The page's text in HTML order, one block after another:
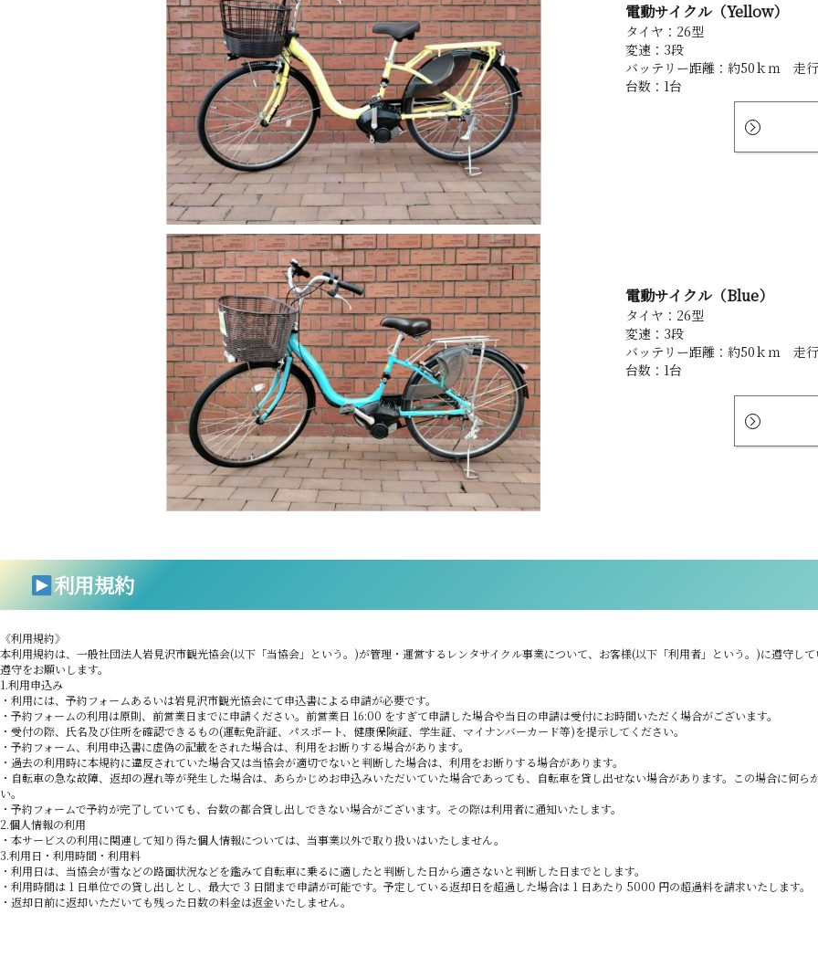
電動サイクル（Yellow）
タイヤ：26型
変速：3段
バッテリー距離：約50ｋｍ 走
台数：1台
電動サイクル（Blue）
タイヤ：26型
変速：3段
バッテリー距離：約50ｋｍ 走
台数：1台
利用規約
《利用規約》
本利用規約は、一般社団法人岩見沢市観光協会(以下「当協会」という。)が管理・運営するレンタサイクル事業について、お客様(以下「利用者」という。)に遵守し
遵守をお願いします。
1.利用申込み
・利用には、予約フォームあるいは岩見沢市観光協会にて申込書による申請が必要です。
・予約フォームの利用は原則、前営業日までに申請ください。前営業日 16:00 をすぎて申請した場合や当日の申請は受付にお時間いただく場合がございます。
・受付の際、氏名及び住所を確認できるもの(運転免許証、パスポート、健康保険証、学生証、マイナンバーカード等)を提示してください。
・予約フォーム、利用申込書に虚偽の記載をされた場合は、利用をお断りする場合があります。
・過去の利用時に本規約に違反されていた場合又は当協会が適切でないと判断した場合は、利用をお断りする場合があります。
・自転車の急な故障、返却の遅れ等が発生した場合は、あらかじめお申込みいただいていた場合であっても、自転車を貸し出せない場合があります。この場合に何
い。
・予約フォームで予約が完了していても、台数の都合貸し出しできない場合がございます。その際は利用者に通知いたします。
2.個人情報の利用
・本サービスの利用に関連して知り得た個人情報については、当事業以外で取り扱いはいたしません。
3.利用日・利用時間・利用料
・利用日は、当協会が雪などの路面状況などを鑑みて自転車に乗るに適したと判断した日から適さないと判断した日までとします。
・利用時間は 1 日単位での貸し出しとし、最大で 3 日間まで申請が可能です。予定している返却日を超過した場合は 1 日あたり 5000 円の超過料を請求いたします。
・返却日前に返却いただいても残った日数の料金は返金いたしません。